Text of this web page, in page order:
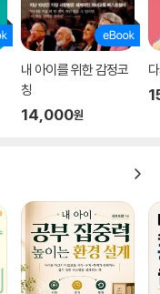
내 아이를 위한 감정코
칭
14,000원